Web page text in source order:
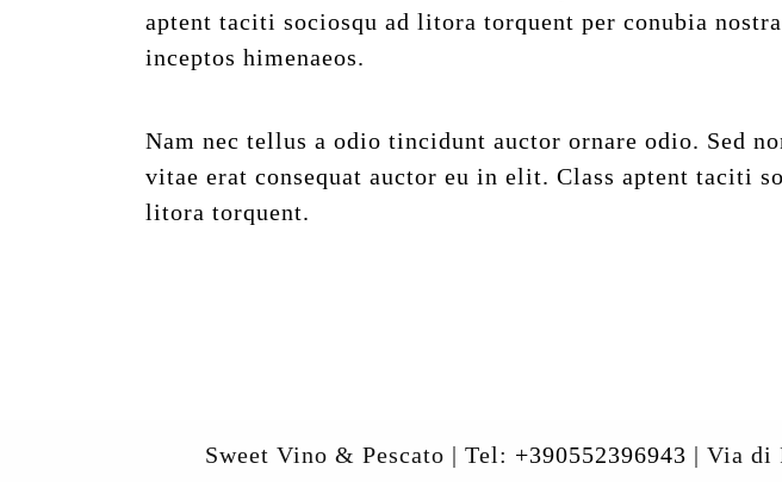
aptent taciti sociosqu ad litora torquent per conubia
inceptos himenaeos.
Nam nec tellus a odio tincidunt auctor ornare odio. Sed
vitae erat consequat auctor eu in elit. Class aptent taciti
litora torquent.
Sweet Vino & Pescato | Tel: +390552396943 | Via di